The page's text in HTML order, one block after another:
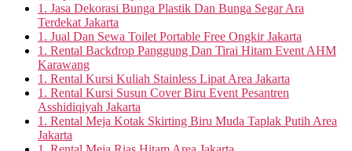
1. Jasa Dekorasi Bunga Plastik Dan Bunga Segar Ara
Terdekat Jakarta
1. Jual Dan Sewa Toilet Portable Free Ongkir Jakarta
1. Rental Backdrop Panggung Dan Tirai Hitam Event AHM
Karawang
1. Rental Kursi Kuliah Stainless Lipat Area Jakarta
1. Rental Kursi Susun Cover Biru Event Pesantren
Asshidiqiyah Jakarta
1. Rental Meja Kotak Skirting Biru Muda Taplak Putih Area
Jakarta